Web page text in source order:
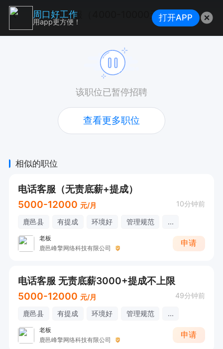
电话客服（4000-10000元，双休+不耽误接送小孩，下午五点30下班）
该职位已暂停招聘
查看更多职位
相似的职位
电话客服（无责底薪+提成）
5000-12000 元/月 10分钟前
鹿邑县 有提成 环境好 管理规范 ...
老板
鹿邑峰擎网络科技有限公司
申请
电话客服 无责底薪3000+提成不上限
5000-12000 元/月 49分钟前
鹿邑县 有提成 环境好 管理规范 ...
老板
鹿邑峰擎网络科技有限公司
申请
周口好工作
用app更方便！ 打开APP